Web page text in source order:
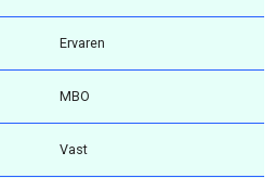
Ervaren
MBO
Vast